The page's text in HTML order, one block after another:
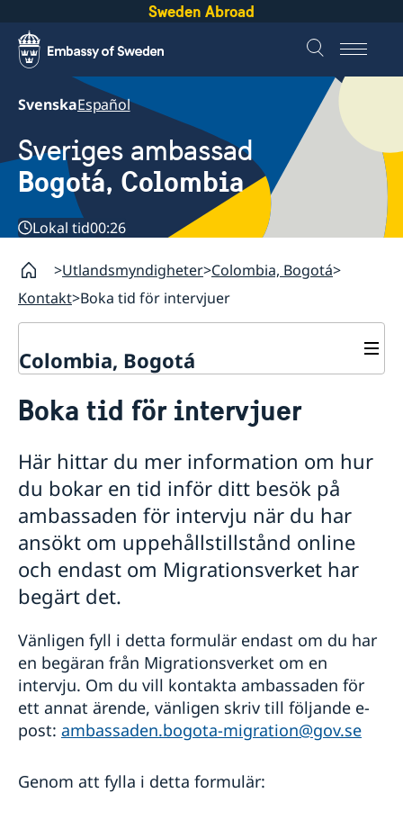
Sweden Abroad
SvenskaEspañol
Sveriges ambassad
Bogotá, Colombia
Lokal tid00:26
Utlandsmyndigheter Colombia, Bogotá
Kontakt Boka tid för intervjuer
Colombia, Bogotá
Boka tid för intervjuer
Lediga tjänster
Dataskyddspolicy för utlandsmyndigheterna
Så stöttar vi svenska företag
Vi är en resurs för svenska företag
Team Sweden
Så kan du få stöd
Svenska företag i Colombia
Svenska företag i Ecuador
Anmäl handelshinder
Utvecklingssamarbete
Utvecklingssamarbetet med Colombia
Det regionala utvecklingssamarbetet i Latinamerika
Nyheter
Boka tid för intervjuer
Här hittar du mer information om hur
du bokar en tid inför ditt besök på
ambassaden för intervju när du har
ansökt om uppehållstillstånd online
och endast om Migrationsverket har
begärt det.
Vänligen fyll i detta formulär endast om du har
en begäran från Migrationsverket om en
intervju. Om du vill kontakta ambassaden för
ett annat ärende, vänligen skriv till följande e-
post: ambassaden.bogota-migration@gov.se
Genom att fylla i detta formulär: